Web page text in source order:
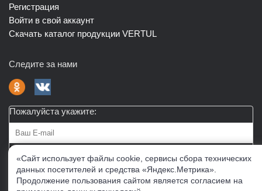
Регистрация
Войти в свой аккаунт
Скачать каталог продукции VERTUL
Следите за нами
Пожалуйста укажите:
Подписаться
«Сайт использует файлы cookie, сервисы сбора технических
данных посетителей и средства «Яндекс.Метрика».
Продолжение пользования сайтом является согласием на